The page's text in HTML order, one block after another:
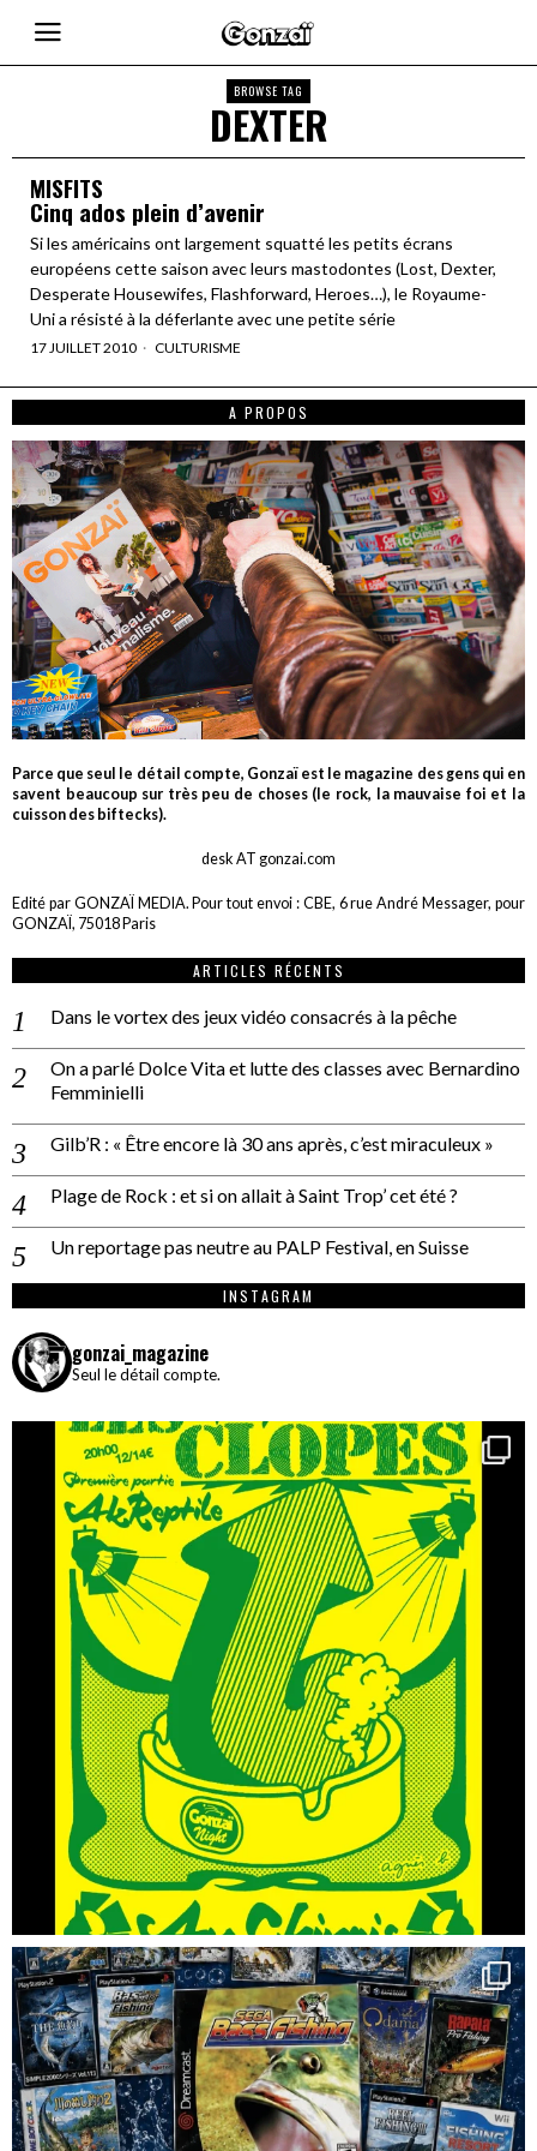
BROWSE TAG
DEXTER
MISFITS
Cinq ados plein d’avenir
Si les américains ont largement squatté les petits écrans
européens cette saison avec leurs mastodontes (Lost, Dexter,
Desperate Housewifes, Flashforward, Heroes…), le Royaume-
Uni a résisté à la déferlante avec une petite série
17 JUILLET 2010 CULTURISME
A PROPOS
Parce que seul le détail compte, Gonzaï est le magazine des gens qui en
savent beaucoup sur très peu de choses (le rock, la mauvaise foi et la
cuisson des biftecks).
desk AT gonzai.com
Edité par GONZAÏ MEDIA. Pour tout envoi : CBE, 6 rue André Messager, pour
GONZAÏ, 75018 Paris
ARTICLES RÉCENTS
Dans le vortex des jeux vidéo consacrés à la pêche
On a parlé Dolce Vita et lutte des classes avec Bernardino
Femminielli
Gilb’R : « Être encore là 30 ans après, c’est miraculeux »
Plage de Rock : et si on allait à Saint Trop’ cet été ?
Un reportage pas neutre au PALP Festival, en Suisse
INSTAGRAM
gonzai_magazine
Seul le détail compte.